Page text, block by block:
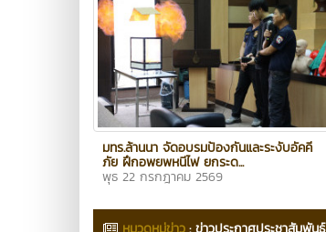
มทร.ล้านนา จัดอบรมป้องกันและระงับอัคคี
ภัย ฝึกอพยพหนีไฟ ยกระด...
พุธ 22 กรกฎาคม 2569